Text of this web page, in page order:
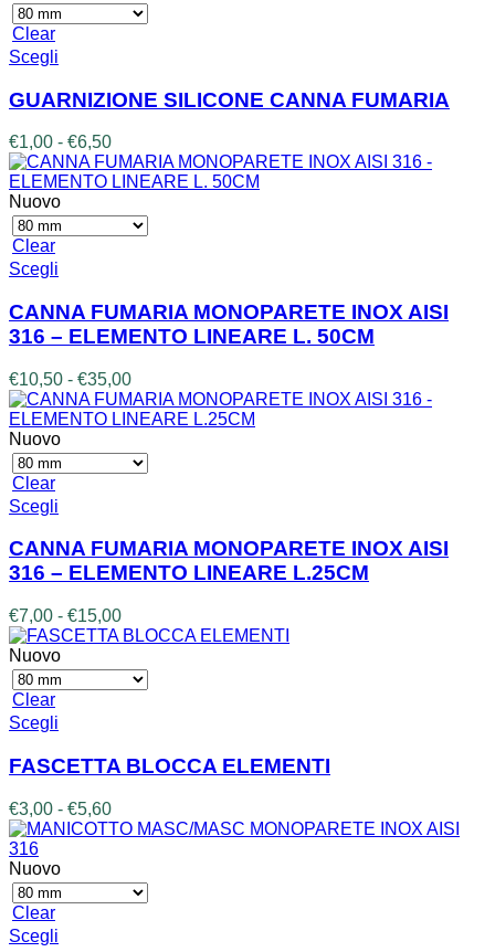
scelte
prodotto
da
€12,00
Clear
Scegli
ha
più
varianti.
Le
opzioni
possono
essere
scelte
pagina
prodotto
GUARNIZIONE SILICONE CANNA FUMARIA
€1,00 - €6,50Fascia
di
prezzo:
€1,00
a
Nuovo
Clear
Scegli
ha
più
varianti.
opzioni
possono
essere
scelte
nella
CANNA FUMARIA MONOPARETE INOX AISI
316 – ELEMENTO LINEARE L. 50CM
€10,50 - €35,00Fascia
di
prezzo:
€10,50
a
Nuovo
Clear
Scegli
ha
più
varianti.
Le
opzioni
possono
essere
scelte
prodotto
CANNA FUMARIA MONOPARETE INOX AISI
316 – ELEMENTO LINEARE L.25CM
€7,00 - €15,00Fascia
di
da
€7,00
Nuovo
Clear
Scegli
ha
più
varianti.
Le
opzioni
possono
essere
scelte
pagina
FASCETTA BLOCCA ELEMENTI
€3,00 - €5,60Fascia
di
€3,00
a
Nuovo
Clear
Scegli